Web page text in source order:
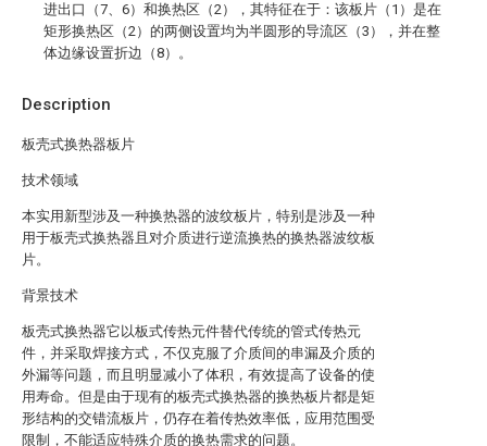
Description
板壳式换热器板片
技术领域
本实用新型涉及一种换热器的波纹板片，特别是涉及一种
用于板壳式换热器且对介质进行逆流换热的换热器波纹板
片。
背景技术
板壳式换热器它以板式传热元件替代传统的管式传热元
件，并采取焊接方式，不仅克服了介质间的串漏及介质的
外漏等问题，而且明显减小了体积，有效提高了设备的使
用寿命。但是由于现有的板壳式换热器的换热板片都是矩
形结构的交错流板片，仍存在着传热效率低，应用范围受
限制，不能适应特殊介质的换热需求的问题。
进出口（7、6）和换热区（2），其特征在于：该板片（1）是在
矩形换热区（2）的两侧设置均为半圆形的导流区（3），并在整
体边缘设置折边（8）。